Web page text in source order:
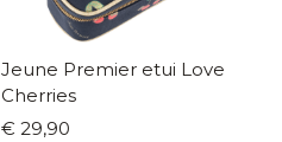
Jeune Premier etui Love
Cherries
€ 29,90